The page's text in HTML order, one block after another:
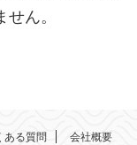
ん。
ある質問 会社概要